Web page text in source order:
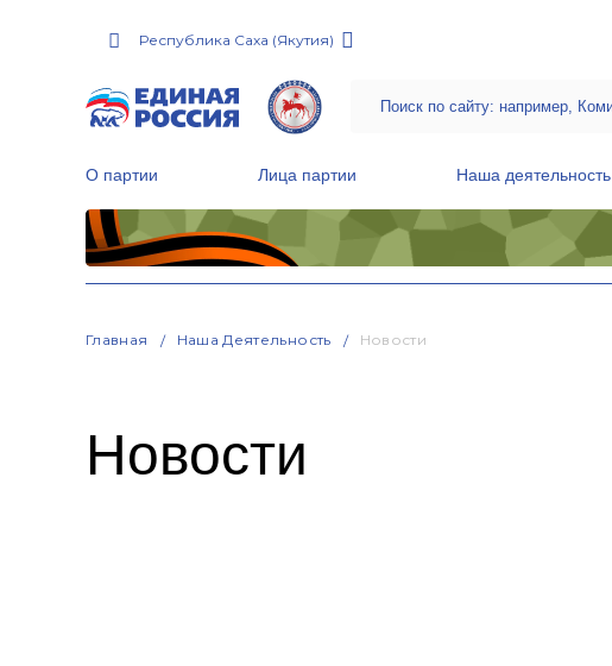
Республика Саха (Якутия)
О партии Лица партии Наша деятельность
Главная Наша Деятельность Новости
Новости